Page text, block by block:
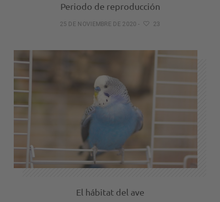
Periodo de reproducción
25 DE NOVIEMBRE DE 2020 - 23
El hábitat del ave